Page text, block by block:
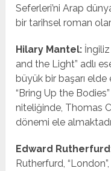
Seferleri’ni Arap
bir tarihsel roman
Hilary Mantel:
and the Light” adlı
büyük bir başarı elde
“Bring Up the
niteliğinde, Thomas
dönemi ele
Edward
Rutherfurd, “London”,